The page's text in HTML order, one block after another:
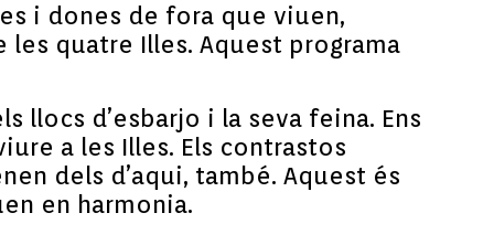
i dones de fora que viuen,
quatre Illes. Aquest programa
llocs d’esbarjo i la seva feina. Ens
a les Illes. Els contrastos
dels d’aqui, també. Aquest és
en harmonia.